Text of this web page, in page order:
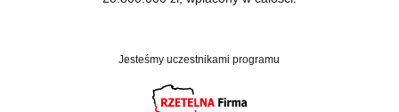
Jesteśmy uczestnikami programu